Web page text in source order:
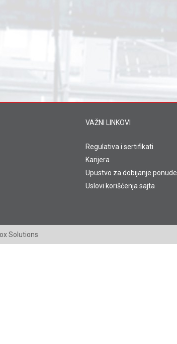
VAŽNI LINKOVI
Regulativa i sertifikati
Karijera
Upustvo za dobijanje ponude
Uslovi korišćenja sajta
Solutions